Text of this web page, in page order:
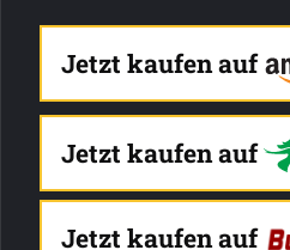
Jetzt kaufen auf
Jetzt kaufen auf
Jetzt kaufen auf